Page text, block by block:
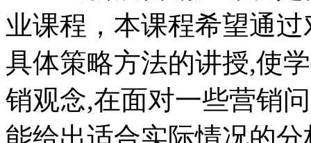
业课程，本课程希望通
具体策略方法的讲授,使
销观念,在面对一些营销
能给出适合实际情况的